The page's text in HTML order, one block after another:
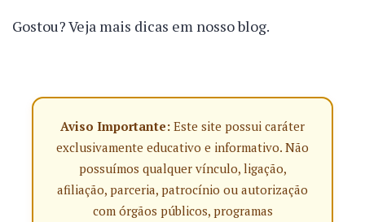
Gostou? Veja mais dicas em nosso blog.
Aviso Importante: Este site possui caráter
exclusivamente educativo e informativo. Não
possuímos qualquer vínculo, ligação,
afiliação, parceria, patrocínio ou autorização
com órgãos públicos, programas